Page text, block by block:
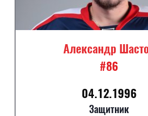
Александр
#86
04.12.1996
Защитник